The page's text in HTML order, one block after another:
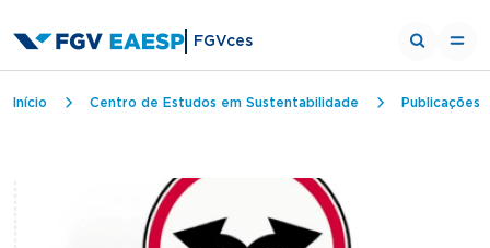
FGVces
Trilha de navegação
Início Centro de Estudos em Sustentabilidade Publicações